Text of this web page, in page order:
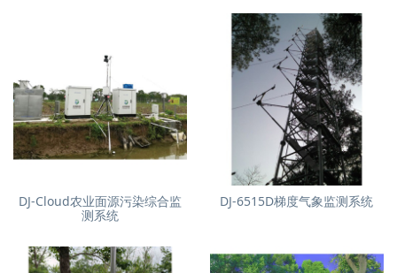
DJ-Cloud农业面源污染综合监
测系统
DJ-6515D梯度气象监测系统